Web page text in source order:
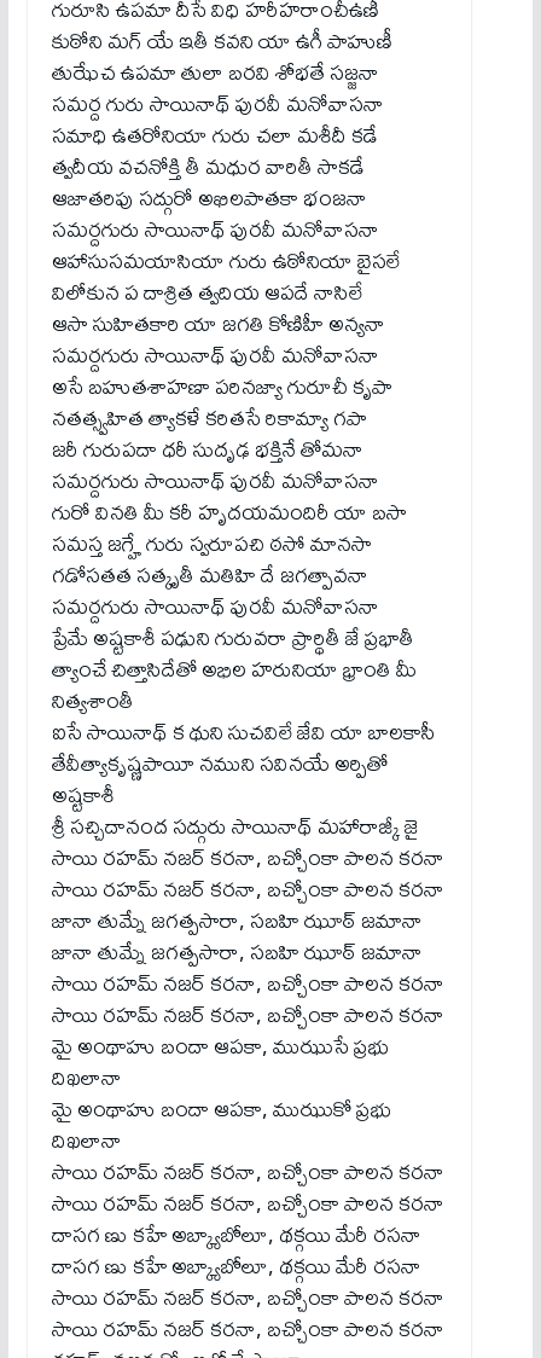
గురూసి ఉపమా దీసే విధి హరీహరాంచీఉణీ
కుఠోని మగ్ యే ఇతీ కవని యా ఉగీ పాహుణీ
తుఝేచ ఉపమా తులా బరవి శోభతే సజ్జనా
సమర్ద గురు సాయినాథ్ పురవీ మనోవాసనా
సమాధి ఉతరోనియా గురు చలా మశీదీ కడే
త్వదీయ వచనోక్తి తీ మధుర వారితీ సాకడే
ఆజాతరిపు సద్గురో అఖిలపాతకా భంజనా
సమర్దగురు సాయినాథ్ పురవీ మనోవాసనా
ఆహాసుసమయాసియా గురు ఉఠోనియా బైసలే
విలోకున ప దాశ్రిత త్వదియ ఆపదే నాసిలే
ఆసా సుహితకారి యా జగతి కోణిహీ అన్యనా
సమర్దగురు సాయినాథ్ పురవీ మనోవాసనా
అసే బహుతశాహణా పరినజ్యా గురూచీ కృపా
నతత్స్వహిత త్యాకళే కరితసే రికామ్యా గపా
జరీ గురుపదా ధరీ సుదృఢ భక్తినే తోమనా
సమర్దగురు సాయినాథ్ పురవీ మనోవాసనా
గురో వినతి మీ కరీ హృదయమందిరీ యా బసా
సమస్త జగ్హే గురు స్వరూపచి ఠసో మానసా
గడోసతత సత్కృతీ మతిహి దే జగత్పావనా
సమర్దగురు సాయినాథ్ పురవీ మనోవాసనా
ప్రేమే అష్టకాశీ పఢుని గురువరా ప్రార్థితీ జే ప్రభాతీ
త్యాంచే చిత్తాసిదేతో అభిల హరునియా భ్రాంతి మీ
నిత్యశాంతీ
ఐసే సాయినాథ్ క థుని సుచవిలే జేవి యా బాలకాసీ
తేవీత్యాకృష్ణపాయీ నముని సవినయే అర్పితో
అష్టకాశీ
శ్రీ సచ్చిదానంద సద్గురు సాయినాథ్ మహారాజ్కీ జై
సాయి రహమ్ నజర్ కరనా, బచ్చోంకా పాలన కరనా
సాయి రహమ్ నజర్ కరనా, బచ్చోంకా పాలన కరనా
జానా తుమ్నే జగత్పసారా, సబహి ఝూఠ్ జమానా
జానా తుమ్నే జగత్పసారా, సబహి ఝూఠ్ జమానా
సాయి రహమ్ నజర్ కరనా, బచ్చోంకా పాలన కరనా
సాయి రహమ్ నజర్ కరనా, బచ్చోంకా పాలన కరనా
మై అంథాహు బందా ఆపకా, ముఝుసే ప్రభు
దిఖలానా
మై అంథాహు బందా ఆపకా, ముఝుకో ప్రభు
దిఖలానా
సాయి రహమ్ నజర్ కరనా, బచ్చోంకా పాలన కరనా
సాయి రహమ్ నజర్ కరనా, బచ్చోంకా పాలన కరనా
దాసగ ణు కహే అబ్క్యాబోలూ, థక్గయి మేరీ రసనా
దాసగ ణు కహే అబ్క్యాబోలూ, థక్గయి మేరీ రసనా
సాయి రహమ్ నజర్ కరనా, బచ్చోంకా పాలన కరనా
సాయి రహమ్ నజర్ కరనా, బచ్చోంకా పాలన కరనా